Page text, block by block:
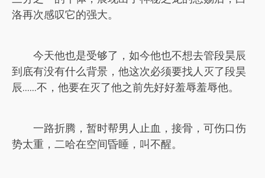
洛再次感叹它的强大。
今天他也是受够了，如今他也不想去管段昊辰
到底有没有什么背景，他这次必须要找人灭了段昊
辰……不，他要在灭了他之前先好好羞辱羞辱他。
一路折腾，暂时帮男人止血，接骨，可伤口伤
势太重，二哈在空间昏睡，叫不醒。